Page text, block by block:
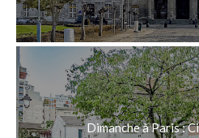
Dimanche à Paris :